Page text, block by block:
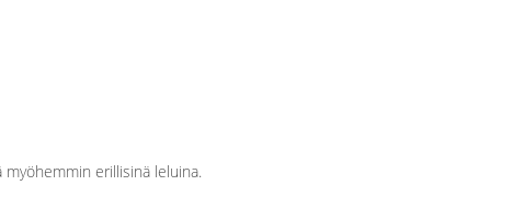
erillisinä leluina.